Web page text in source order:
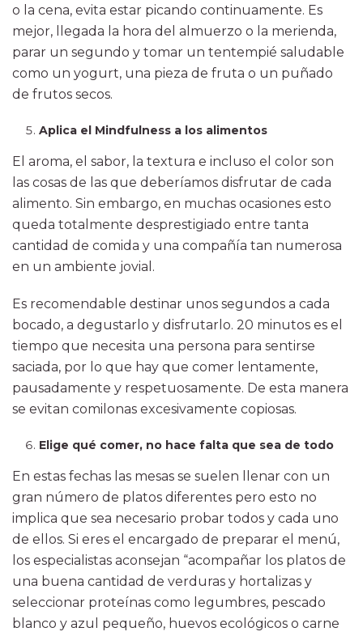
o la cena, evita estar picando continuamente. Es
mejor, llegada la hora del almuerzo o la merienda,
parar un segundo y tomar un tentempié saludable
como un yogurt, una pieza de fruta o un puñado
de frutos secos.
Aplica el Mindfulness a los alimentos
El aroma, el sabor, la textura e incluso el color son
las cosas de las que deberíamos disfrutar de cada
alimento. Sin embargo, en muchas ocasiones esto
queda totalmente desprestigiado entre tanta
cantidad de comida y una compañía tan numerosa
en un ambiente jovial.
Es recomendable destinar unos segundos a cada
bocado, a degustarlo y disfrutarlo. 20 minutos es el
tiempo que necesita una persona para sentirse
saciada, por lo que hay que comer lentamente,
pausadamente y respetuosamente. De esta manera
se evitan comilonas excesivamente copiosas.
Elige qué comer, no hace falta que sea de todo
En estas fechas las mesas se suelen llenar con un
gran número de platos diferentes pero esto no
implica que sea necesario probar todos y cada uno
de ellos. Si eres el encargado de preparar el menú,
los especialistas aconsejan “acompañar los platos de
una buena cantidad de verduras y hortalizas y
seleccionar proteínas como legumbres, pescado
blanco y azul pequeño, huevos ecológicos o carne